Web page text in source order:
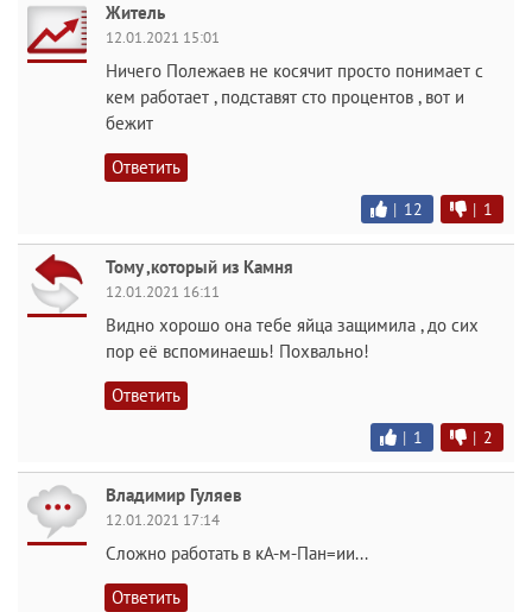
Житель
12.01.2021 15:01
Ничего Полежаев не косячит просто понимает с
кем работает , подставят сто процентов , вот и
бежит
Ответить
| 12 | 1
Тому ,который из Камня
12.01.2021 16:11
Видно хорошо она тебе яйца защимила , до сих
пор её вспоминаешь! Похвально!
Ответить
| 1 | 2
Владимир Гуляев
12.01.2021 17:14
Сложно работать в кА-м-Пан=ии...
Ответить